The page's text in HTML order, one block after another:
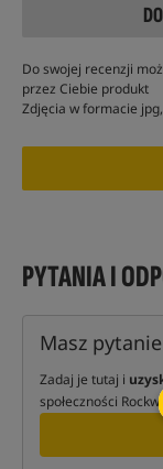
Do swojej recenzji
przez Ciebie produkt
Zdjęcia w formacie
PYTANIA I
Masz
Zadaj je tutaj i
społeczności